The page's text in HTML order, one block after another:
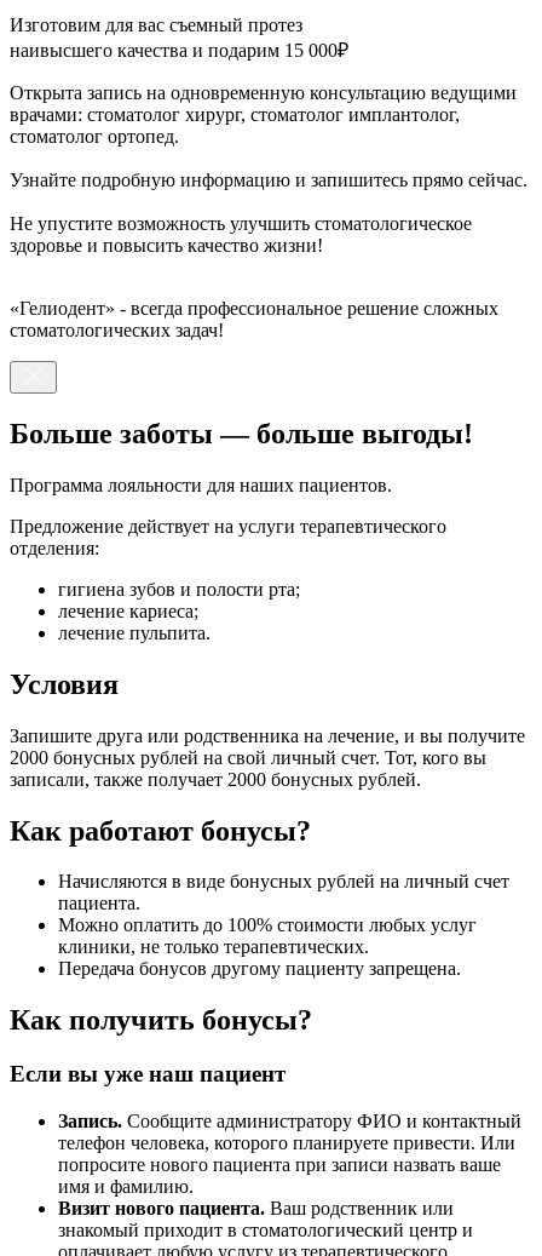
Изготовим для вас съемный протез
наивысшего качества и подарим 15 000₽
Открыта запись на одновременную консультацию ведущими
врачами: стоматолог хирург, стоматолог имплантолог,
стоматолог ортопед.
Узнайте подробную информацию и запишитесь прямо сейчас.
Не упустите возможность улучшить стоматологическое
здоровье и повысить качество жизни!
«Гелиодент» - всегда профессиональное решение сложных
стоматологических задач!
Больше заботы — больше выгоды!
Программа лояльности для наших пациентов.
Предложение действует на услуги терапевтического
отделения:
гигиена зубов и полости рта;
лечение кариеса;
лечение пульпита.
Условия
Запишите друга или родственника на лечение, и вы получите
2000 бонусных рублей на свой личный счет. Тот, кого вы
записали, также получает 2000 бонусных рублей.
Как работают бонусы?
Начисляются в виде бонусных рублей на личный счет
пациента.
Можно оплатить до 100% стоимости любых услуг
клиники, не только терапевтических.
Передача бонусов другому пациенту запрещена.
Как получить бонусы?
Если вы уже наш пациент
Запись. Сообщите администратору ФИО и контактный
телефон человека, которого планируете привести. Или
попросите нового пациента при записи назвать ваше
имя и фамилию.
Визит нового пациента. Ваш родственник или
знакомый приходит в стоматологический центр и
оплачивает любую услугу из терапевтического